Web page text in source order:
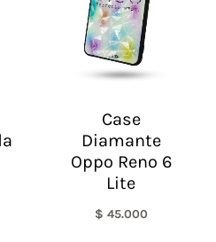
Case
Diamante
Oppo Reno 6
Lite
$ 45.000